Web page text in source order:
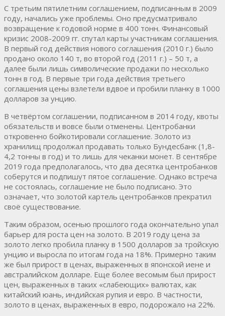
С третьим пятилетним соглашением, подписанным в 2009
году, начались уже проблемы. Оно предусматривало
возвращение к годовой норме в 400 тонн. Финансовый
кризис 2008-2009 гг. спутал карты участникам соглашения.
В первый год действия нового соглашения (2010 г.) было
продано около 140 т, во второй год (2011 г.) – 50 т, а
далее были лишь символические продажи по несколько
тонн в год. В первые три года действия третьего
соглашения цены взлетели вдвое и пробили планку в 1000
долларов за унцию.
В четвёртом соглашении, подписанном в 2014 году, квоты
обязательств и вовсе были отменены. Центробанки
откровенно бойкотировали соглашение. Золото из
хранилищ продолжал продавать только Бундесбанк (1,8-
4,2 тонны в год) и то лишь для чеканки монет. В сентябре
2019 года предполагалось, что два десятка центробанков
соберутся и подпишут пятое соглашение. Однако встреча
не состоялась, соглашение не было подписано. Это
означает, что золотой картель центробанков прекратил
своё существование.
Таким образом, осенью прошлого года окончательно упал
барьер для роста цен на золото. В 2019 году цена за
золото легко пробила планку в 1500 долларов за тройскую
унцию и выросла по итогам года на 18%. Примерно таким
же был прирост в ценах, выраженных в японской иене и
австралийском долларе. Еще более весомым был прирост
цен, выраженных в таких «слабеющих» валютах, как
китайский юань, индийская рупия и евро. В частности,
золото в ценах, выраженных в евро, подорожало на 22%.